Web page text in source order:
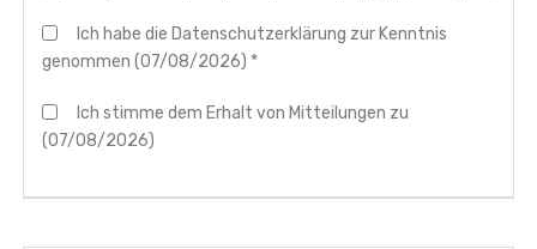
Ich habe die Datenschutzerklärung zur Kenntnis
genommen (07/08/2026) *
Ich stimme dem Erhalt von Mitteilungen zu
(07/08/2026)